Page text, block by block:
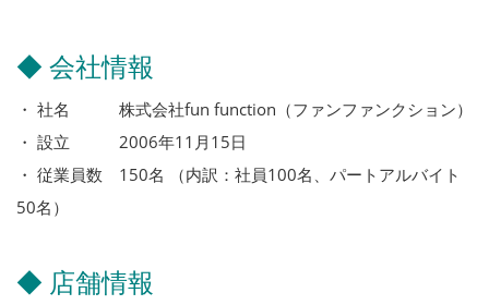
◆ 会社情報
・ 社名 株式会社fun function（ファンファンクション）
・ 設立 2006年11月15日
・ 従業員数 150名 （内訳：社員100名、パートアルバイト
50名）
◆ 店舗情報